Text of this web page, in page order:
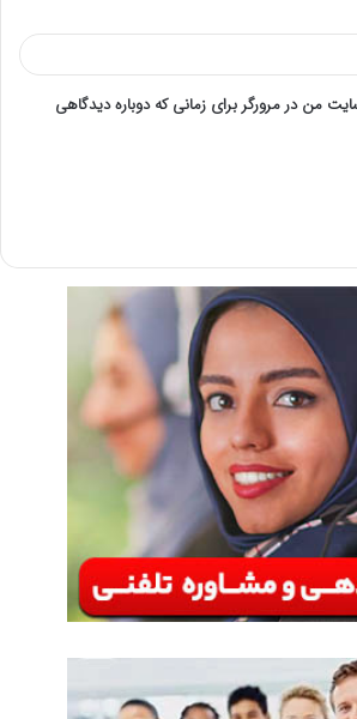
من در مرورگر برای زمانی که دوباره دیدگاهی